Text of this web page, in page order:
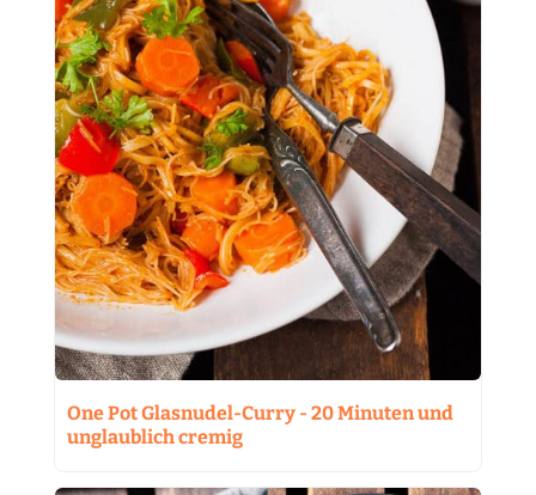
One Pot Glasnudel-Curry - 20 Minuten und
unglaublich cremig